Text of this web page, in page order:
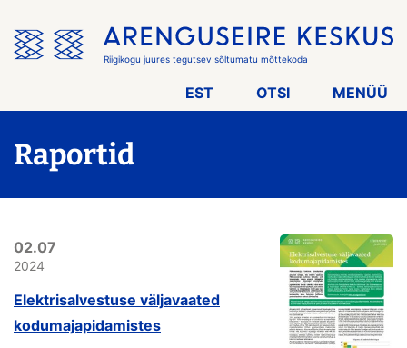
menüü
vahele
Riigikogu juures tegutsev sõltumatu mõttekoda
EST OTSI MENÜÜ
Raportid
02.07
2024
Elektrisalvestuse väljavaated
kodumajapidamistes